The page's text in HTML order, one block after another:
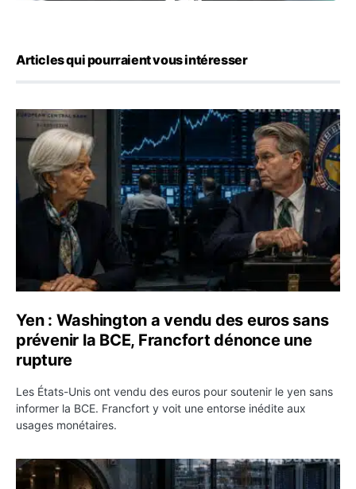
Articles qui pourraient vous intéresser
Yen : Washington a vendu des euros sans prévenir la
Yen : Washington a vendu des euros sans
prévenir la BCE, Francfort dénonce une
rupture
Les États-Unis ont vendu des euros pour soutenir le yen sans
informer la BCE. Francfort y voit une entorse inédite aux
usages monétaires.
Jane Street négocie le transfert de 11 milliards de